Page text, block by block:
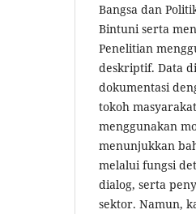
Bangsa dan
Bintuni serta
Penelitian
deskriptif. Data
dokumentasi
tokoh
menggunakan
menunjukkan
melalui fungsi
dialog, serta
sektor. Namun,